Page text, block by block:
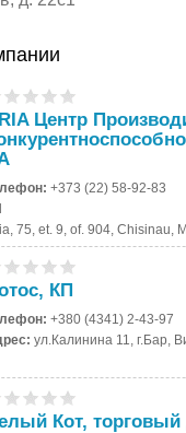
Центр
+373 (22) 58-92-83
75, et. 9, of. 904, Chisinau,
КП
+380 (4341) 2-43-97
ул.Калинина 11, г.Бар,
Кот,